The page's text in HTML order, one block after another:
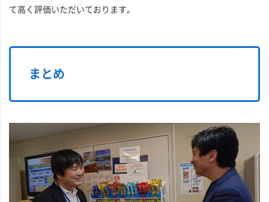
て高く評価いただいております。
まとめ